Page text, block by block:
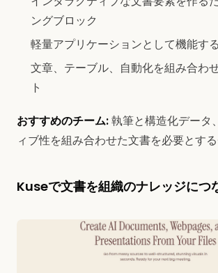
ングブロック
軽量アプリケーションとして機能す
文章、テーブル、自動化を組み合わ
ト
おすすめのチーム:執筆と構造化データ
ィブ性を組み合わせた文書を必要とする
Kuseで文書を組織のナレッジにつ